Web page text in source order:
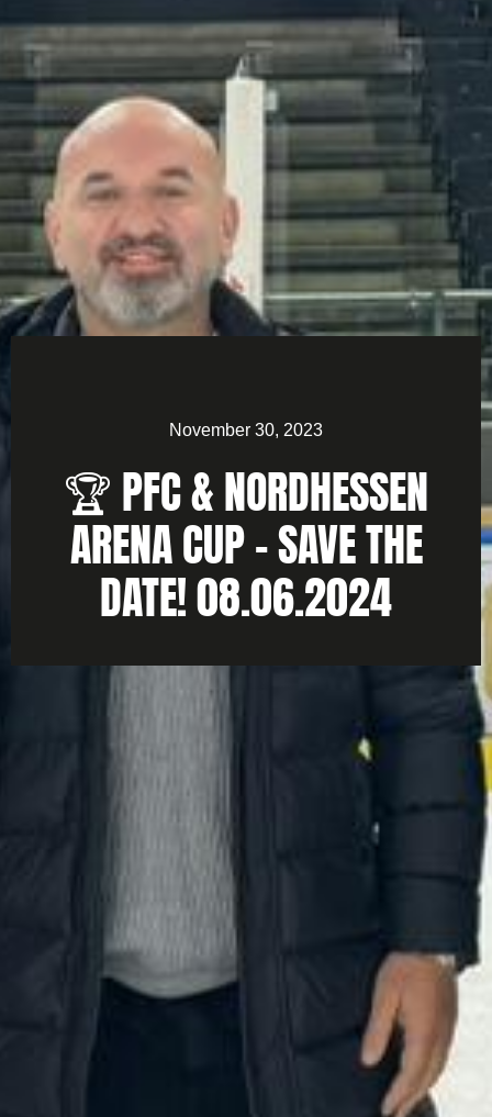
November 30, 2023
🏆 PFC & NORDHESSEN
ARENA CUP – SAVE THE
DATE! 08.06.2024